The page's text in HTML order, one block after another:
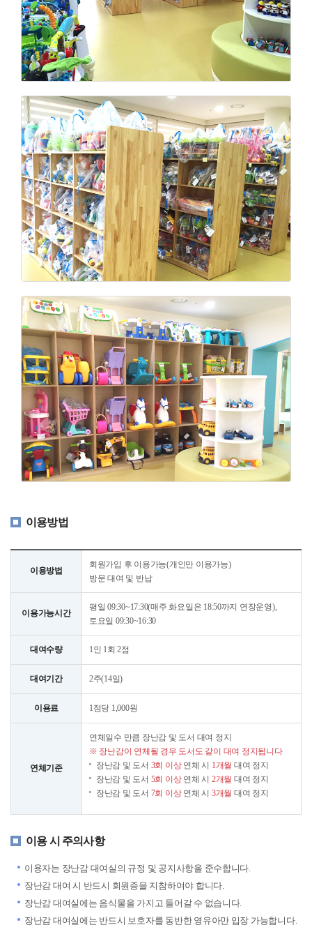
이용방법
이용방법
회원가입 후 이용가능(개인만 이용가능)
방문 대여 및 반납
이용가능시간
평일 09:30~17:30(매주 화요일은 18:50까지 연장운영),
토요일 09:30~16:30
대여수량 1인 1회 2점
대여기간 2주(14일)
이용료 1점당 1,000원
연체기준
연체일수 만큼 장난감 및 도서 대여 정지
※ 장난감이 연체될 경우 도서도 같이 대여 정지됩니다
장난감 및 도서 3회 이상연체 시 1개월 대여 정지
장난감 및 도서 5회 이상연체 시 2개월 대여 정지
장난감 및 도서 7회 이상연체 시 3개월 대여 정지
이용 시 주의사항
이용자는 장난감 대여실의 규정 및 공지사항을 준수합니다.
장난감 대여 시 반드시 회원증을 지참하여야 합니다.
장난감 대여실에는 음식물을 가지고 들어갈 수 없습니다.
장난감 대여실에는 반드시 보호자를 동반한 영유아만 입장 가능합니다.